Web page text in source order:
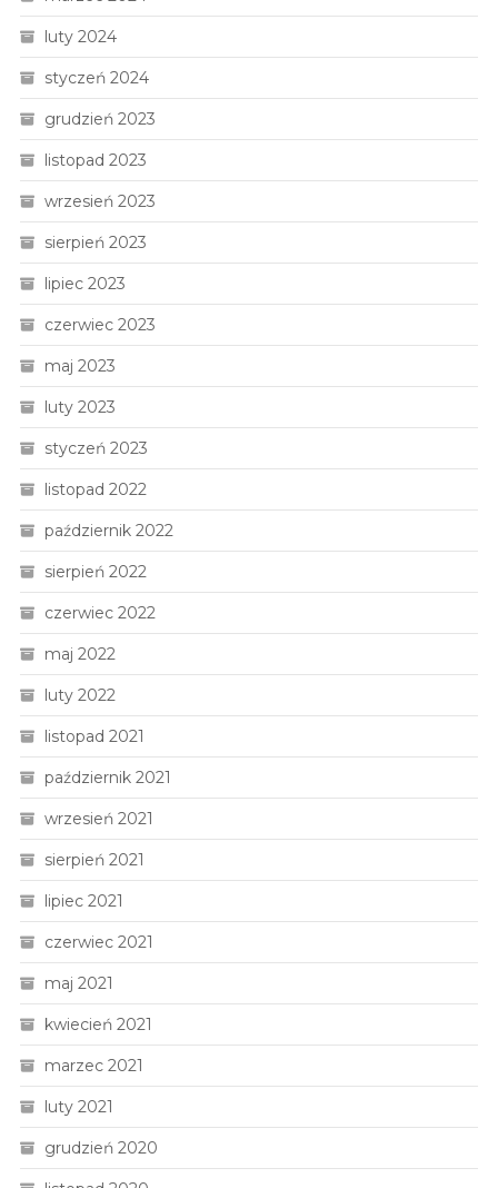
luty 2024
styczeń 2024
grudzień 2023
listopad 2023
wrzesień 2023
sierpień 2023
lipiec 2023
czerwiec 2023
maj 2023
luty 2023
styczeń 2023
listopad 2022
październik 2022
sierpień 2022
czerwiec 2022
maj 2022
luty 2022
listopad 2021
październik 2021
wrzesień 2021
sierpień 2021
lipiec 2021
czerwiec 2021
maj 2021
kwiecień 2021
marzec 2021
luty 2021
grudzień 2020